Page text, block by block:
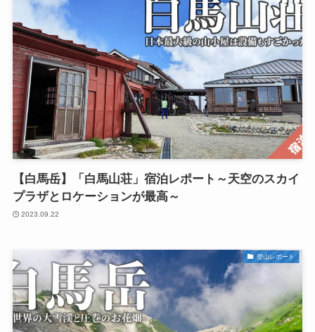
【白馬岳】「白馬山荘」宿泊レポート～天空のスカイ
プラザとロケーションが最高～
2023.09.22
登山レポート